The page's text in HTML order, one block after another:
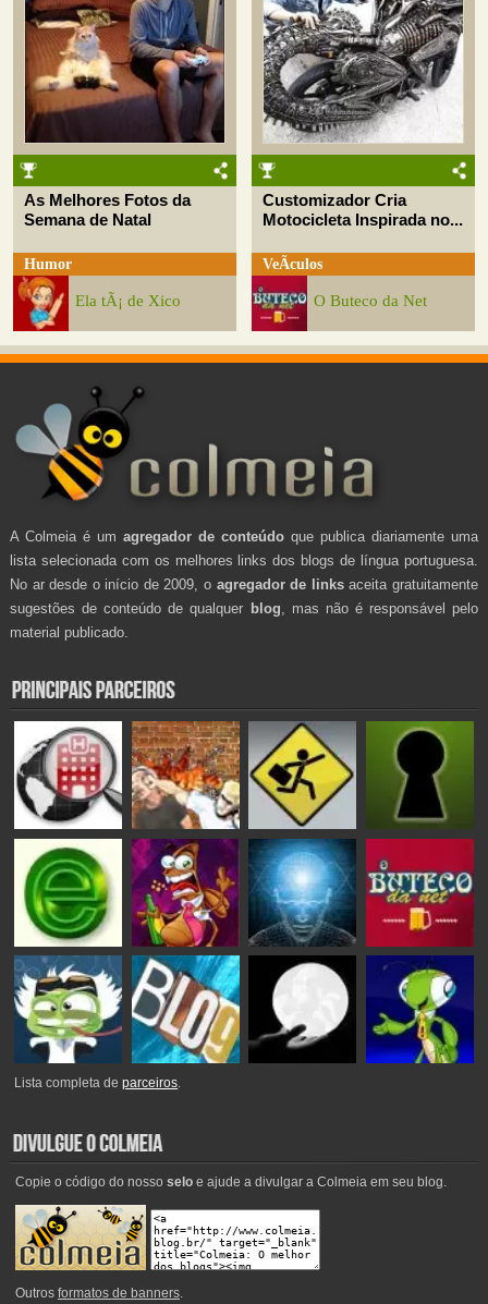
As Melhores Fotos da
Semana de Natal
Humor
Ela tÃ¡ de Xico
Customizador Cria
Motocicleta Inspirada no...
VeÃ­culos
O Buteco da Net
A Colmeia é um agregador de conteúdo que publica diariamente uma
lista selecionada com os melhores links dos blogs de língua portuguesa.
No ar desde o início de 2009, o agregador de linksaceita gratuitamente
sugestões de conteúdo de qualquer blog , mas não é responsável pelo
material publicado.
Lista completa deparceiros.
Copie o código do nosso seloe ajude a divulgar a Colmeia em seu blog.
Outros formatos de banners.